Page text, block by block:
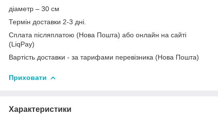
діаметр – 30 см
Термін доставки 2-3 дні.
Сплата післяплатою (Нова Пошта) або онлайн на сайті
(LiqPay)
Вартість доставки - за тарифами перевізника (Нова Пошта)
Приховати
Характеристики